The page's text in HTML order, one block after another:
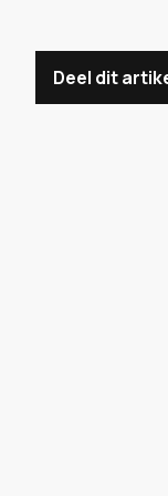
Deel dit